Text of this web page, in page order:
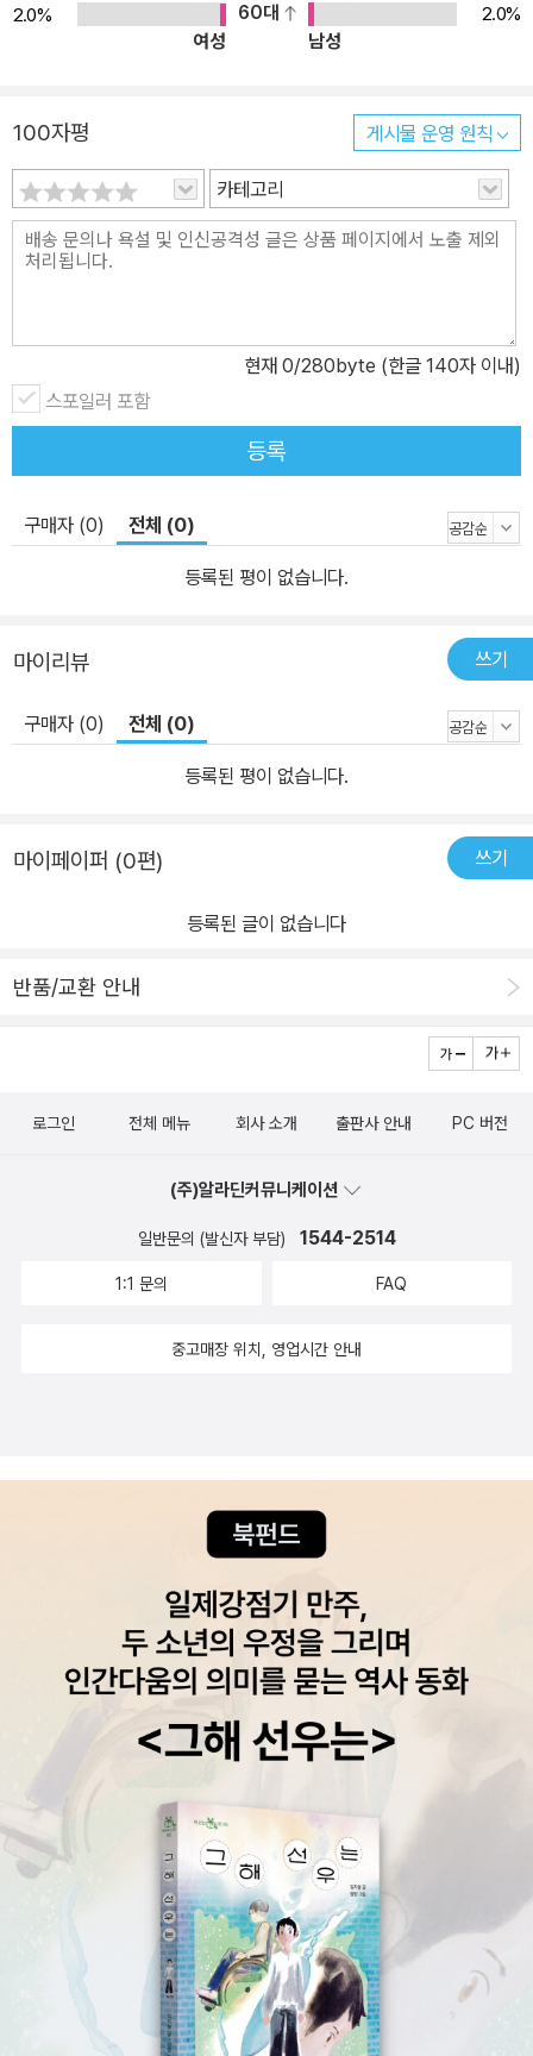
2.0%
60대
2.0%
여성
남성
100자평 게시물 운영 원칙
카테고리
현재 0/280byte (한글 140자 이내)
스포일러 포함
등록
구매자 (0) 전체 (0)
등록된 평이 없습니다.
마이리뷰 쓰기
구매자 (0) 전체 (0)
등록된 평이 없습니다.
마이페이퍼 (0편) 쓰기
등록된 글이 없습니다
반품/교환 안내
로그인 전체 메뉴 회사 소개 출판사 안내 PC 버전
(주)알라딘커뮤니케이션
일반문의 (발신자 부담) 1544-2514
1:1 문의 FAQ
중고매장 위치, 영업시간 안내